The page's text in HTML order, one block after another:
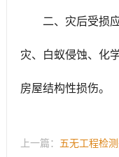
二、灾后受损
灾、白蚁侵蚀、化
房屋结构性损伤。
上一篇： 五无工程检